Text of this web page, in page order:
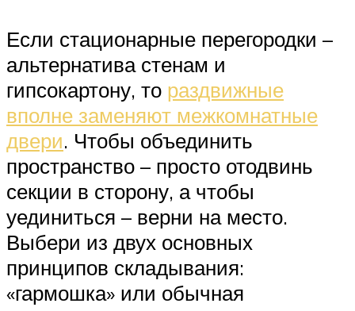
Если стационарные перегородки –
альтернатива стенам и
гипсокартону, то раздвижные
вполне заменяют межкомнатные
двери. Чтобы объединить
пространство – просто отодвинь
секции в сторону, а чтобы
уединиться – верни на место.
Выбери из двух основных
принципов складывания:
«гармошка» или обычная